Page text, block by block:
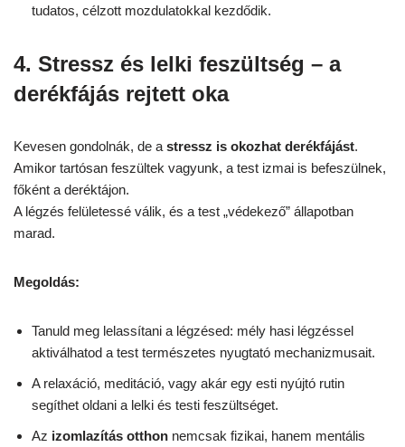
tudatos, célzott mozdulatokkal kezdődik.
4. Stressz és lelki feszültség – a
derékfájás rejtett oka
Kevesen gondolnák, de a stressz is okozhat derékfájást.
Amikor tartósan feszültek vagyunk, a test izmai is befeszülnek,
főként a deréktájon.
A légzés felületessé válik, és a test „védekező” állapotban
marad.
Megoldás:
Tanuld meg lelassítani a légzésed: mély hasi légzéssel
aktiválhatod a test természetes nyugtató mechanizmusait.
A relaxáció, meditáció, vagy akár egy esti nyújtó rutin
segíthet oldani a lelki és testi feszültséget.
Az izomlazítás otthon nemcsak fizikai, hanem mentális